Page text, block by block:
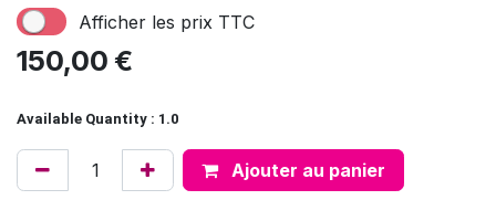
Afficher les prix TTC
150,00 €
Available Quantity : 1.0
Ajouter au panier